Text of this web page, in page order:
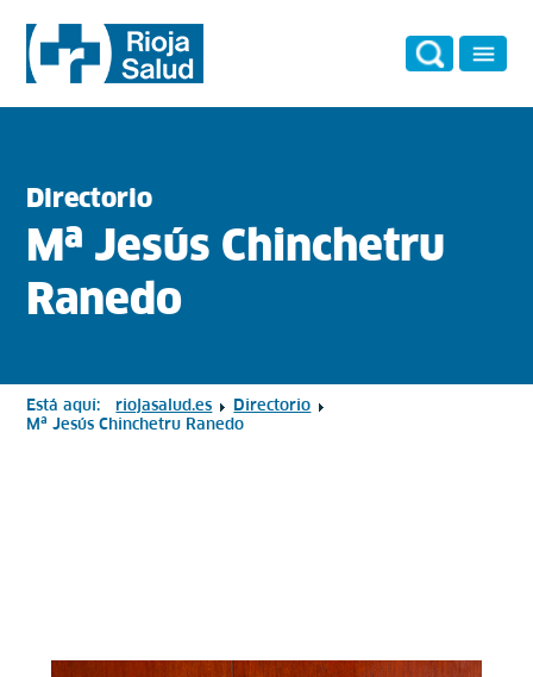
Directorio
Mª Jesús Chinchetru
Ranedo
Está aquí: riojasalud.es
Directorio
Mª Jesús Chinchetru Ranedo